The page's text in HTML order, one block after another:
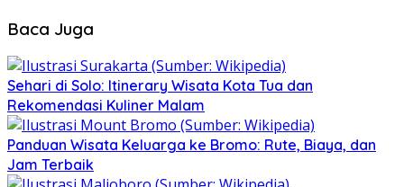
Baca Juga
Sehari di Solo: Itinerary Wisata Kota Tua dan
Rekomendasi Kuliner Malam
Panduan Wisata Keluarga ke Bromo: Rute, Biaya, dan
Jam Terbaik